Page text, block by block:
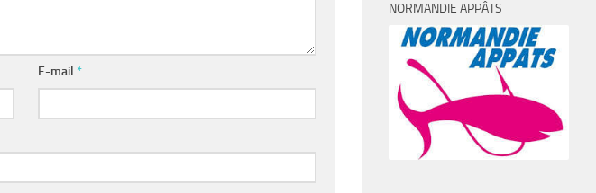
E-mail *
NORMANDIE APPÂTS